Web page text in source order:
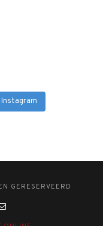
Instagram
GERESERVEERD